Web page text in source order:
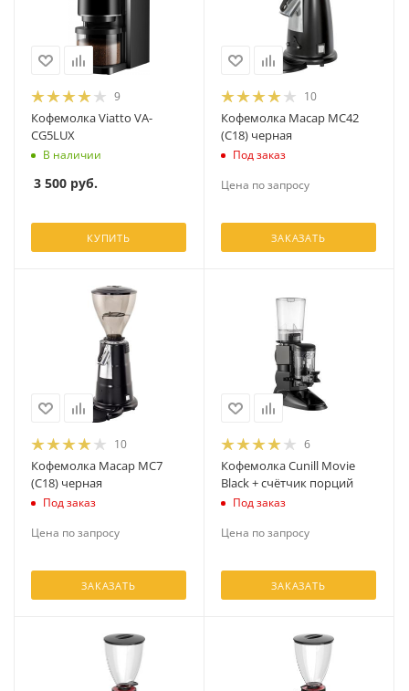
9
Кофемолка Viatto VA-
CG5LUX
В наличии
3 500 руб.
КУПИТЬ
10
Кофемолка Macap MC42
(C18) черная
Под заказ
Цена по запросу
ЗАКАЗАТЬ
10
Кофемолка Macap MC7
(C18) черная
Под заказ
Цена по запросу
ЗАКАЗАТЬ
6
Кофемолка Cunill Movie
Black + счётчик порций
Под заказ
Цена по запросу
ЗАКАЗАТЬ